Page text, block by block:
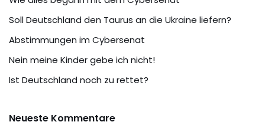
Soll Deutschland den Taurus an die Ukraine liefern?
Abstimmungen im Cybersenat
Nein meine Kinder gebe ich nicht!
Ist Deutschland noch zu rettet?
Neueste Kommentare